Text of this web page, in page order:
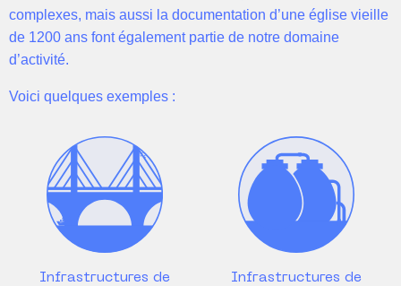
complexes, mais aussi la documentation d’une église vieille
de 1200 ans font également partie de notre domaine
d’activité.
Voici quelques exemples :
Infrastructures de Infrastructures de